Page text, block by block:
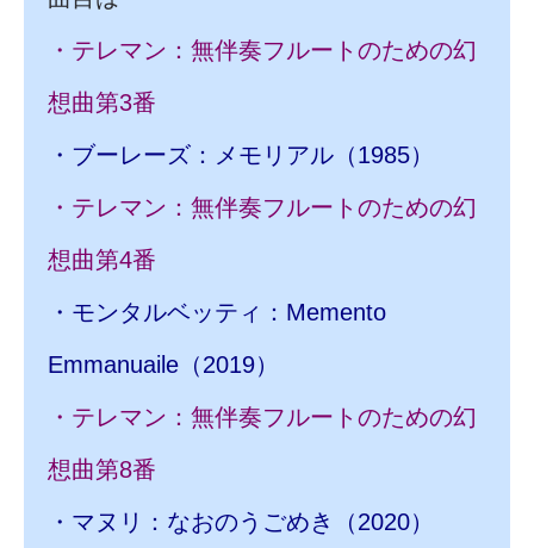
・テレマン：無伴奏フルートのための幻
想曲第3番
・ブーレーズ：メモリアル（1985）
・テレマン：無伴奏フルートのための幻
想曲第4番
・モンタルベッティ：Memento
Emmanuaile（2019）
・テレマン：無伴奏フルートのための幻
想曲第8番
・マヌリ：なおのうごめき（2020）